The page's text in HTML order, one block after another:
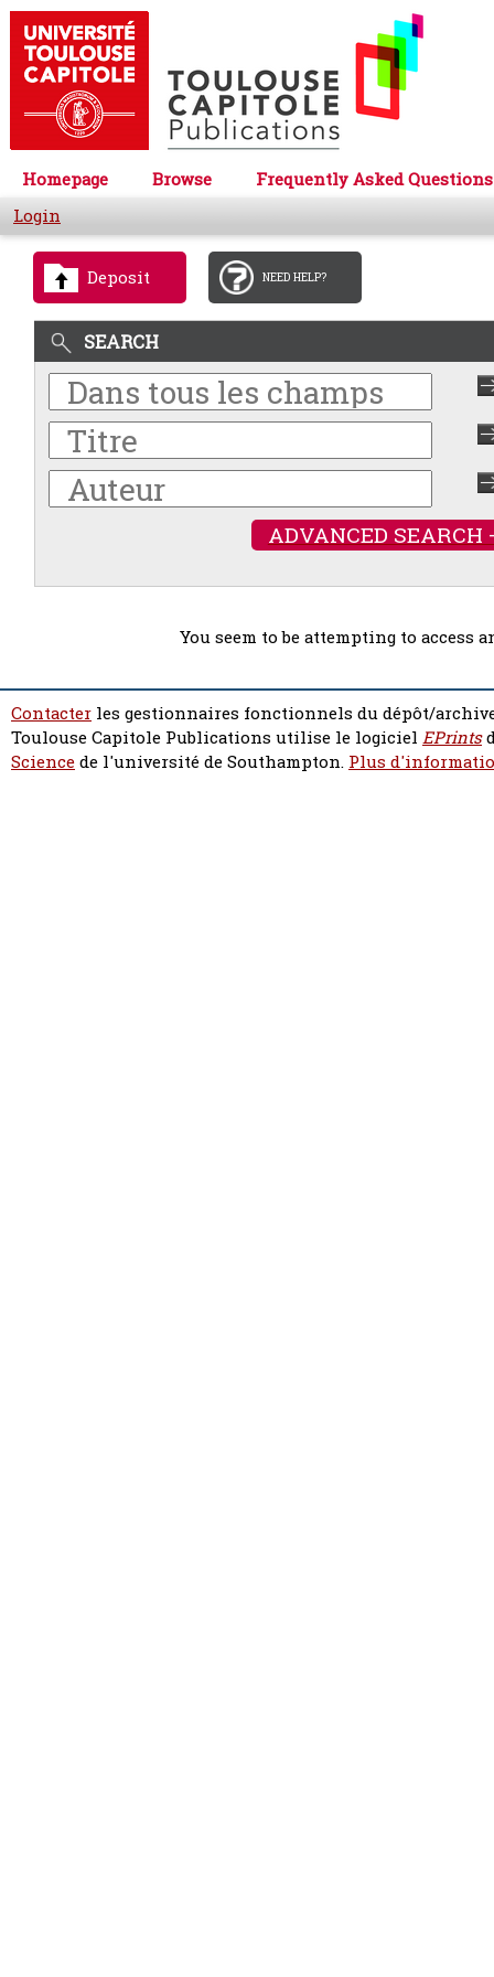
Homepage Browse
Frequently Asked Questions
Login
Deposit NEED HELP?
SEARCH
ADVANCED SEARCH
You seem to be attempting to access
Contacter les gestionnaires fonctionnels du dépôt/
Toulouse Capitole Publications utilise le logiciel EPrints
Sciencede l'université de Southampton. Plus